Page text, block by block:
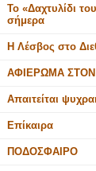
Το «Δαχτυλίδι
σήμερα
Η Λέσβος στο
ΑΦΙΕΡΩΜΑ ΣΤΟΝ
Απαιτείται
Επίκαιρα
ΠΟΔΟΣΦΑΙΡΟ